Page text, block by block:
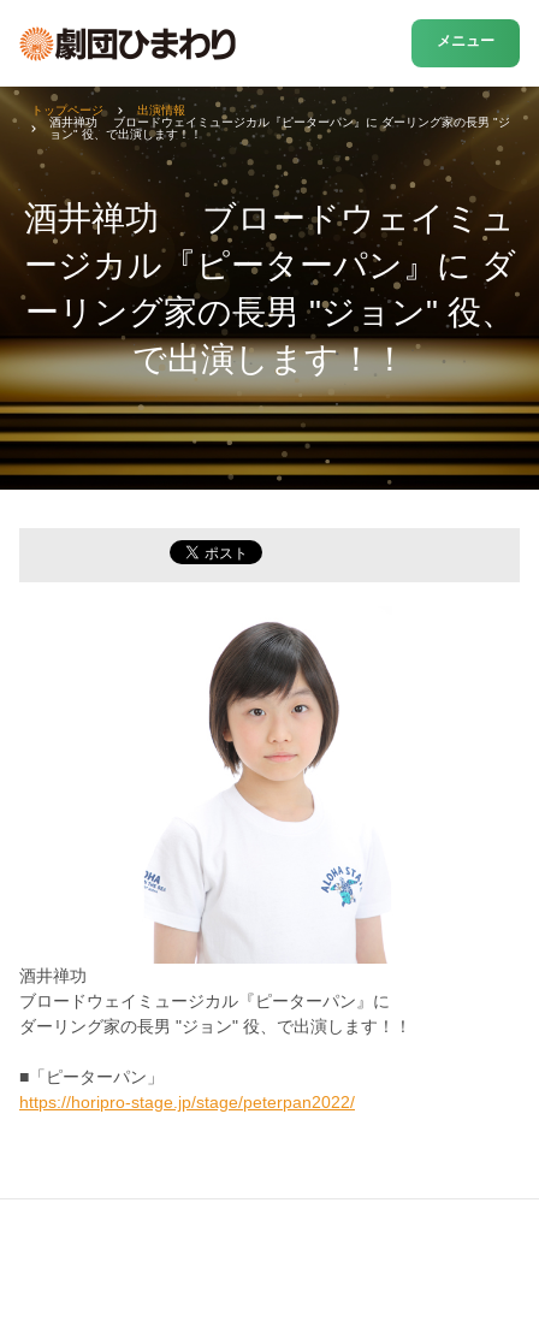
メニュー
酒井禅功 ブロードウェイミュ
ージカル『ピーターパン』に ダ
ーリング家の長男 "ジョン" 役、
で出演します！！
トップページ
出演情報
酒井禅功 ブロードウェイミュージカル『ピーターパン』に ダーリング家の長男 "ジ
ョン" 役、で出演します！！
酒井禅功
ブロードウェイミュージカル『ピーターパン』に
ダーリング家の長男 "ジョン" 役、で出演します！！
■「ピーターパン」
https://horipro-stage.jp/stage/peterpan2022/